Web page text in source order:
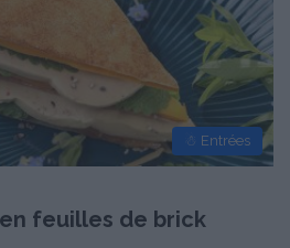
☃ Entrées
feuilles de brick